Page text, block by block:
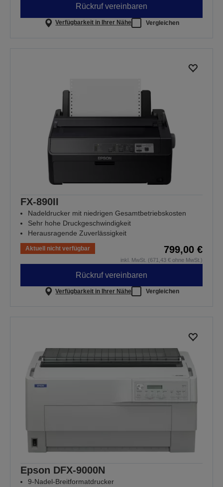
Rückruf vereinbaren
Verfügbarkeit in Ihrer Nähe Vergleichen
FX-890II
Nadeldrucker mit niedrigen Gesamtbetriebskosten
Sehr hohe Druckgeschwindigkeit
Herausragende Zuverlässigkeit
Aktuell nicht verfügbar 799,00 €
inkl. MwSt. (671,43 € ohne MwSt.)
Rückruf vereinbaren
Verfügbarkeit in Ihrer Nähe Vergleichen
Epson DFX-9000N
9-Nadel-Breitformatdrucker